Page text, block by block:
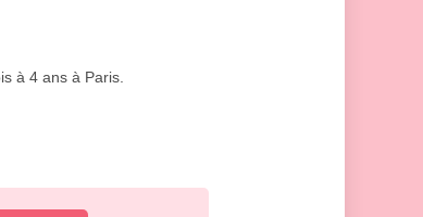
à 4 ans à Paris.